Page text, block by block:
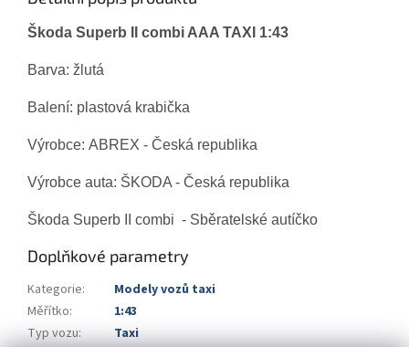
Škoda Superb II combi AAA TAXI 1:43
Barva: žlutá
Balení: plastová krabička
Výrobce: ABREX - Česká republika
Výrobce auta: ŠKODA - Česká republika
Škoda Superb II combi - Sběratelské autíčko
Doplňkové parametry
Kategorie:
Modely vozů taxi
Měřítko:
1:43
Typ vozu:
Taxi